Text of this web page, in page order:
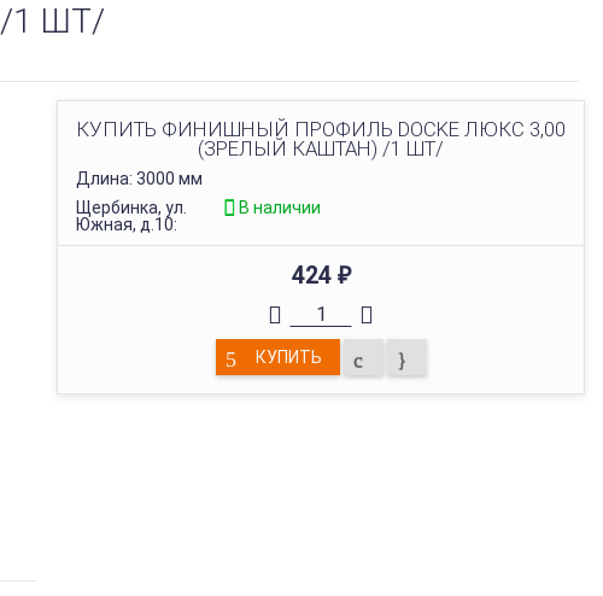
1 ШТ/
КУПИТЬ ФИНИШНЫЙ ПРОФИЛЬ DOCKE ЛЮКС 3,00
(ЗРЕЛЫЙ КАШТАН) /1 ШТ/
Длина: 3000 мм
Щербинка, ул.
Южная, д.10:
В наличии
424 ₽
КУПИТЬ